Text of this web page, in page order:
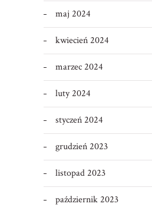
maj 2024
kwiecień 2024
marzec 2024
luty 2024
styczeń 2024
grudzień 2023
listopad 2023
październik 2023